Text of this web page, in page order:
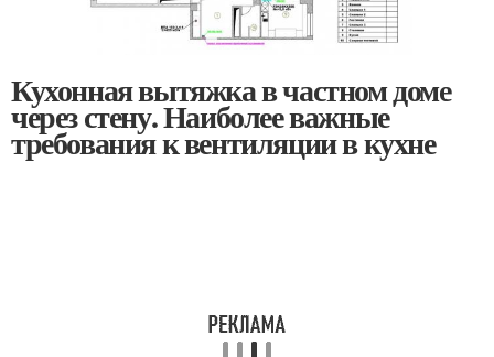
Кухонная вытяжка в частном доме
через стену. Наиболее важные
требования к вентиляции в кухне